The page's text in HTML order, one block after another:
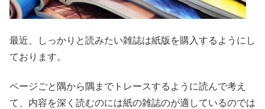
最近、しっかりと読みたい雑誌は紙版を購入するようにし
ております。
ページごと隅から隅までトレースするように読んで考え
て、内容を深く読むのには紙の雑誌のが適しているのでは